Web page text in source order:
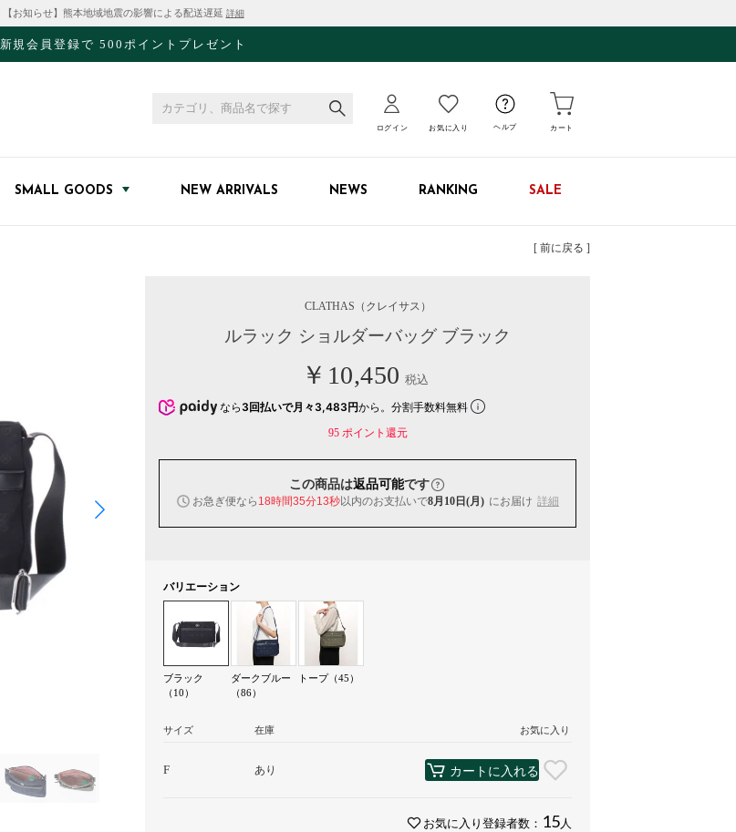
【お知らせ】熊本地域地震の影響による配送遅延 詳細
新規会員登録で 500ポイントプレゼント
ログイン お気に入り ヘルプ カート
SMALL GOODS NEW ARRIVALS NEWS RANKING SALE
[ 前に戻る ]
CLATHAS （クレイサス）
ルラック ショルダーバッグ ブラック
￥10,450 税込
なら 3回払いで月々3,483円から。分割手数料無料
95ポイント還元
この商品は返品可能です
お急ぎ便なら 18時間35分12秒以内のお支払いで8月10日(月) にお届け 詳細
バリエーション
ブラック
（10）
ダークブルー
（86）
トープ（45）
サイズ 在庫 お気に入り
F あり カートに入れる
お気に入り登録者数： 15 人